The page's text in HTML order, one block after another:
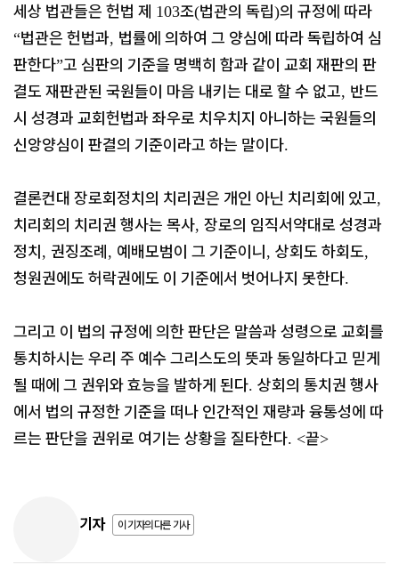
세상 법관들은 헌법 제 103조(법관의 독립)의 규정에 따라
“법관은 헌법과, 법률에 의하여 그 양심에 따라 독립하여 심
판한다”고 심판의 기준을 명백히 함과 같이 교회 재판의 판
결도 재판관된 국원들이 마음 내키는 대로 할 수 없고, 반드
시 성경과 교회헌법과 좌우로 치우치지 아니하는 국원들의
신앙양심이 판결의 기준이라고 하는 말이다.
결론컨대 장로회정치의 치리권은 개인 아닌 치리회에 있고,
치리회의 치리권 행사는 목사, 장로의 임직서약대로 성경과
정치, 권징조례, 예배모범이 그 기준이니, 상회도 하회도,
청원권에도 허락권에도 이 기준에서 벗어나지 못한다.
그리고 이 법의 규정에 의한 판단은 말씀과 성령으로 교회를
통치하시는 우리 주 예수 그리스도의 뜻과 동일하다고 믿게
될 때에 그 권위와 효능을 발하게 된다. 상회의 통치권 행사
에서 법의 규정한 기준을 떠나 인간적인 재량과 융통성에 따
르는 판단을 권위로 여기는 상황을 질타한다. <끝>
기자 이 기자의 다른 기사